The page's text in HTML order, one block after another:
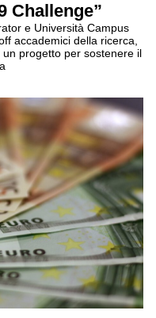
Challenge”
e Università Campus
accademici della ricerca,
progetto per sostenere il